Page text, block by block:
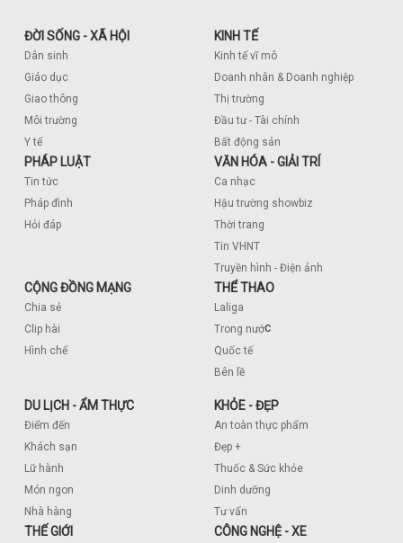
ĐỜI SỐNG - XÃ HỘI
Dân sinh
Giáo dục
Giao thông
Môi trường
Y tế
KINH TẾ
Kinh tế vĩ mô
Doanh nhân & Doanh nghiệp
Thị trường
Đầu tư - Tài chính
Bất động sản
PHÁP LUẬT
Tin tức
Pháp đình
Hỏi đáp
VĂN HÓA - GIẢI TRÍ
Ca nhạc
Hậu trường showbiz
Thời trang
Tin VHNT
Truyền hình - Điện ảnh
CỘNG ĐỒNG MẠNG
Chia sẻ
Clip hài
Hình chế
THỂ THAO
Laliga
Trong nước
Quốc tế
Bên lề
DU LỊCH - ẨM THỰC
Điểm đến
Khách sạn
Lữ hành
Món ngon
Nhà hàng
KHỎE - ĐẸP
An toàn thực phẩm
Đẹp +
Thuốc & Sức khỏe
Dinh dưỡng
Tư vấn
THẾ GIỚI CÔNG NGHỆ - XE